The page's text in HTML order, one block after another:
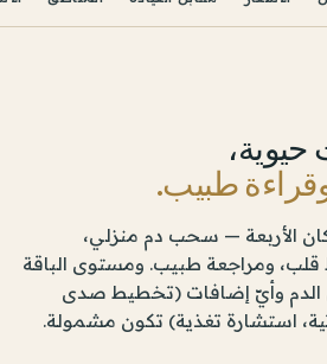
حيوية،
طبيب.
الأربعة — سحب دم منزلي،
ومراجعة طبيب. ومستوى الباقة
وأيّ إضافات (تخطيط صدى
استشارة تغذية) تكون مشمولة.